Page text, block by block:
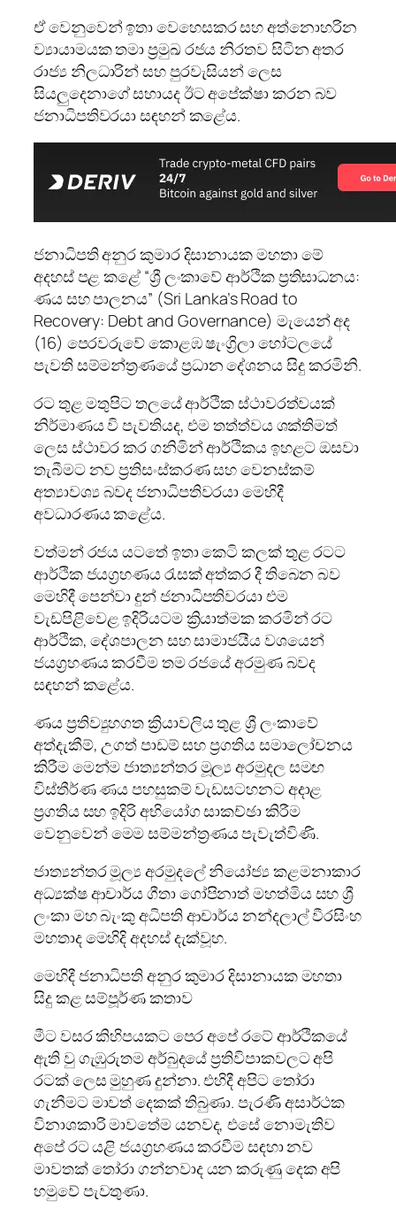
ඒ වෙනුවෙන් ඉතා වෙහෙසකර සහ අත්නොහරින
ව්‍යායාමයක තමා ප්‍රමුඛ රජය නිරතව සිටින අතර
රාජ්‍ය නිලධාරින් සහ පුරවැසියන් ලෙස
සියලුදෙනාගේ සහායද ඊට අපේක්ෂා කරන බව
ජනාධිපතිවරයා සඳහන් කළේය.
ජනාධිපති අනුර කුමාර දිසානායක මහතා මේ
අදහස් පළ කළේ “ශ්‍රී ලංකාවේ ආර්ථික ප්‍රතිසාධනය:
ණය සහ පාලනය” (Sri Lanka’s Road to
Recovery: Debt and Governance) මැයෙන් අද
(16) පෙරවරුවේ කොළඹ ෂැංග්‍රිලා හෝටලයේ
පැවති සම්මන්ත්‍රණයේ ප්‍රධාන දේශනය සිදු කරමිනි.
රට තුළ මතුපිට තලයේ ආර්ථික ස්ථාවරත්වයක්
නිර්මාණය වි පැවතියද, එම තත්ත්වය ශක්තිමත්
ලෙස ස්ථාවර කර ගනිමින් ආර්ථිකය ඉහළට ඔසවා
තැබීමට නව ප්‍රතිසංස්කරණ සහ වෙනස්කම්
අත්‍යාවශ්‍ය බවද ජනාධිපතිවරයා මෙහිදී
අවධාරණය කළේය.
වත්මන් රජය යටතේ ඉතා කෙටි කලක් තුළ රටට
ආර්ථික ජයග්‍රහණය රැසක් අත්කර දී තිබෙන බව
මෙහිදී පෙන්වා දුන් ජනාධිපතිවරයා එම
වැඩපිළිවෙළ ඉදිරියටම ක්‍රියාත්මක කරමින් රට
ආර්ථික, දේශපාලන සහ සාමාජයීය වශයෙන්
ජයග්‍රහණය කරවීම තම රජයේ අරමුණ බවද
සඳහන් කළේය.
ණය ප්‍රතිව්‍යුහගත ක්‍රියාවලිය තුළ ශ්‍රී ලංකාවේ
අත්දැකීම්, උගත් පාඩම් සහ ප්‍රගතිය සමාලෝචනය
කිරීම මෙන්ම ජාත්‍යන්තර මූල්‍ය අරමුදල සමඟ
විස්තීර්ණ ණය පහසුකම් වැඩසටහනට අදාළ
ප්‍රගතිය සහ ඉදිරි අභියෝග සාකච්ඡා කිරීම
වෙනුවෙන් මෙම සම්මන්ත්‍රණය පැවැත්විණි.
ජාත්‍යන්තර මූල්‍ය අරමුදලේ නියෝජ්‍ය කළමනාකාර
අධ්‍යක්ෂ ආචාර්ය ගීතා ගෝපිනාත් මහත්මිය සහ ශ්‍රී
ලංකා මහ බැංකු අධිපති ආචාර්ය නන්දලාල් වීරසිංහ
මහතාද මෙහිදි අදහස් දැක්වූහ.
මෙහිදී ජනාධිපති අනුර කුමාර දිසානායක මහතා
සිදු කළ සම්පූර්ණ කතාව
මීට වසර කිහිපයකට පෙර අපේ රටේ ආර්ථිකයේ
ඇති වු ගැඹුරුතම අර්බුදයේ ප්‍රතිවිපාකවලට අපි
රටක් ලෙස මුහුණ දුන්නා. එහිදී අපිට තෝරා
ගැනීමට මාවත් දෙකක් තිබුණා. පැරණි අසාර්ථක
විනාශකාරි මාවතේම යනවද, එසේ නොමැතිව
අපේ රට යළි ජයග්‍රහණය කරවීම සඳහා නව
මාවතක් තෝරා ගන්නවාද යන කරුණු දෙක අපි
හමුවේ පැවතුණා.